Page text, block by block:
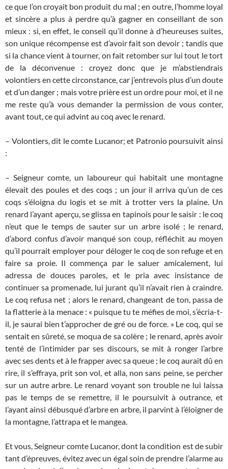
ce que l’on croyait bon produit du mal ; en outre, l’homme loyal
et sincère a plus à perdre qu’à gagner en conseillant de son
mieux : si, en effet, le conseil qu’il donne à d’heureuses suites,
son unique récompense est d’avoir fait son devoir ; tandis que
si la chance vient à tourner, on fait retomber sur lui tout le tort
de la déconvenue : croyez donc que je m’abstiendrais
volontiers en cette circonstance, car j’entrevois plus d’un doute
et d’un danger ; mais votre prière est un ordre pour moi, et il ne
me reste qu’à vous demander la permission de vous conter,
avant tout, ce qui advint au coq avec le renard.
– Volontiers, dit le comte Lucanor; et Patronio poursuivit ainsi
:
– Seigneur comte, un laboureur qui habitait une montagne
élevait des poules et des coqs ; un jour il arriva qu’un de ces
coqs s’éloigna du logis et se mit à trotter vers la plaine. Un
renard l’ayant aperçu, se glissa en tapinois pour le saisir : le coq
n’eut que le temps de sauter sur un arbre isolé ; le renard,
d’abord confus d’avoir manqué son coup, réfléchit au moyen
qu’il pourrait employer pour déloger le coq de son refuge et en
faire sa proie. Il commença par le saluer amicalement, lui
adressa de douces paroles, et le pria avec insistance de
continuer sa promenade, lui jurant qu’il n’avait rien à craindre.
Le coq refusa net ; alors le renard, changeant de ton, passa de
la flatterie à la menace : « puisque tu te méfies de moi, s’écria-t-
il, je saurai bien t’approcher de gré ou de force. » Le coq, qui se
sentait en sûreté, se moqua de sa colère ; le renard, après avoir
tenté de l’intimider par ses discours, se mit à ronger l’arbre
avec ses dents et à le frapper avec sa queue ; le coq aurait dû en
rire, il s’effraya, prit son vol, et alla, non sans peine, se percher
sur un autre arbre. Le renard voyant son trouble ne lui laissa
pas le temps de se remettre, il le poursuivit à outrance, et
l’ayant ainsi débusqué d’arbre en arbre, il parvint à l’éloigner de
la montagne, l’attrapa et le mangea.
Et vous, Seigneur comte Lucanor, dont la condition est de subir
tant d’épreuves, évitez avec un égal soin de prendre l’alarme au